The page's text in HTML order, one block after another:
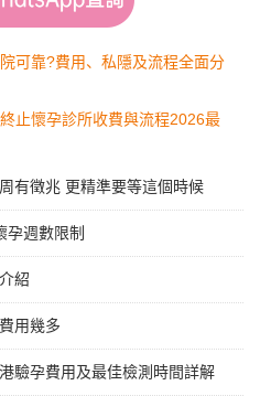
可靠?費用、私隱及流程全面分
止懷孕診所收費與流程2026最
有徵兆 更精準要等這個時候
孕週數限制
紹
用幾多
驗孕費用及最佳檢測時間詳解